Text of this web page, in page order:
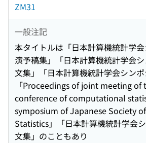
ZM31
一般注記
本タイトルは「日本計算機統計学
演予稿集」「日本計算機統計学会
文集」「日本計算機統計学会シンポ
「Proceedings of joint meeting
conference of computational
symposium of Japanese Society
Statistics」「日本計算機統計学会
文集」のこともあり